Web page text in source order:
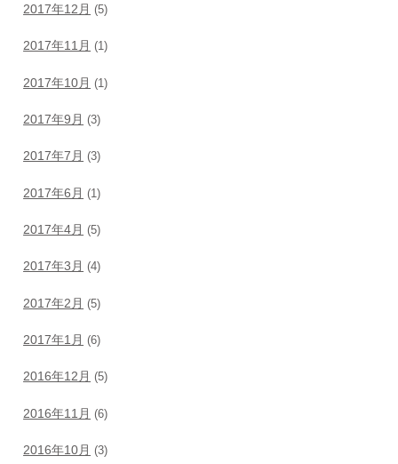
2017年12月 (5)
2017年11月 (1)
2017年10月 (1)
2017年9月 (3)
2017年7月 (3)
2017年6月 (1)
2017年4月 (5)
2017年3月 (4)
2017年2月 (5)
2017年1月 (6)
2016年12月 (5)
2016年11月 (6)
2016年10月 (3)